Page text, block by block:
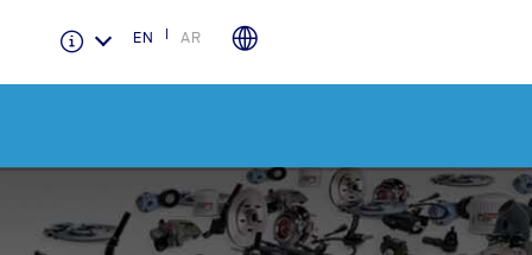
لمحة عامة عن Ford Protect
باقة الصيانة الفائقة
AR
EN